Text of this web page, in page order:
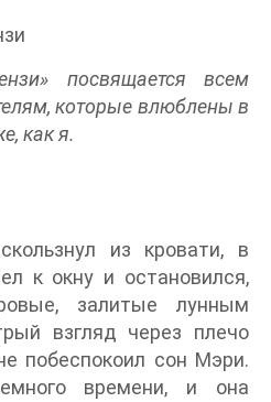
посвящается всем
которые влюблены в
как я.
из кровати, в
к окну и остановился,
залитые лунным
взгляд через плечо
побеспокоил сон Мэри.
времени, и она